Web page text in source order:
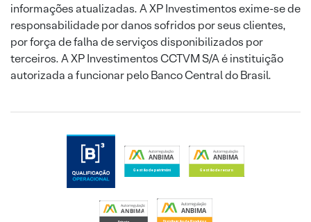
informações atualizadas. A XP Investimentos exime-se de
responsabilidade por danos sofridos por seus clientes,
por força de falha de serviços disponibilizados por
terceiros. A XP Investimentos CCTVM S/A é instituição
autorizada a funcionar pelo Banco Central do Brasil.